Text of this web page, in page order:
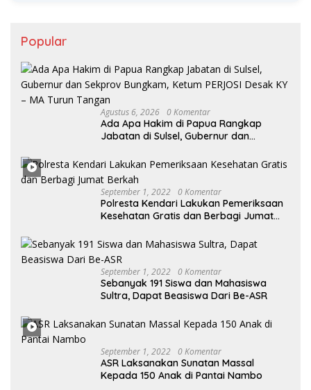
Popular
Agustus 6, 2026 0 Komentar
Ada Apa Hakim di Papua Rangkap
Jabatan di Sulsel, Gubernur dan
Desak KY – MA Turun Tangan
September 1, 2022 0 Komentar
Polresta Kendari Lakukan Pemeriksaan
Kesehatan Gratis dan Berbagi Jumat
September 1, 2022 0 Komentar
Sebanyak 191 Siswa dan Mahasiswa
Sultra, Dapat Beasiswa Dari Be-ASR
September 1, 2022 0 Komentar
ASR Laksanakan Sunatan Massal
Kepada 150 Anak di Pantai Nambo